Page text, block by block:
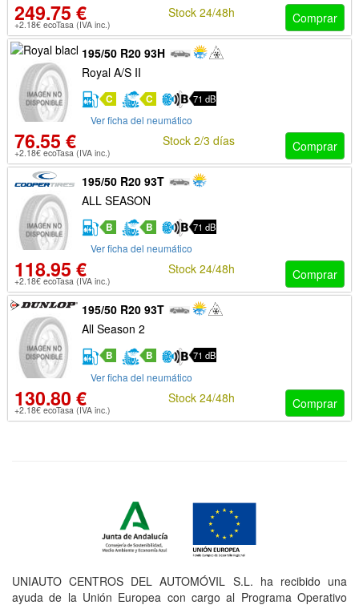
249.75 €
+2.18€ ecoTasa (IVA inc.) Comprar
Stock 24/48h
195/50 R20 93H
Royal A/S II
C C 71 dB
Ver ficha del neumático
76.55 €
+2.18€ ecoTasa (IVA inc.) Comprar
Stock 2/3 días
195/50 R20 93T
ALL SEASON
B B 71 dB
Ver ficha del neumático
118.95 €
+2.18€ ecoTasa (IVA inc.) Comprar
Stock 24/48h
195/50 R20 93T
All Season 2
B B 71 dB
Ver ficha del neumático
130.80 €
+2.18€ ecoTasa (IVA inc.) Comprar
Stock 24/48h
UNIAUTO CENTROS DEL AUTOMÓVIL S.L. ha recibido una
ayuda de la Unión Europea con cargo al Programa Operativo